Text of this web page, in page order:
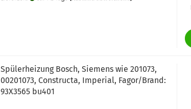
Spülerheizung Bosch, Siemens wie 201073,
00201073, Constructa, Imperial, Fagor/Brand:
93X3565 bu401